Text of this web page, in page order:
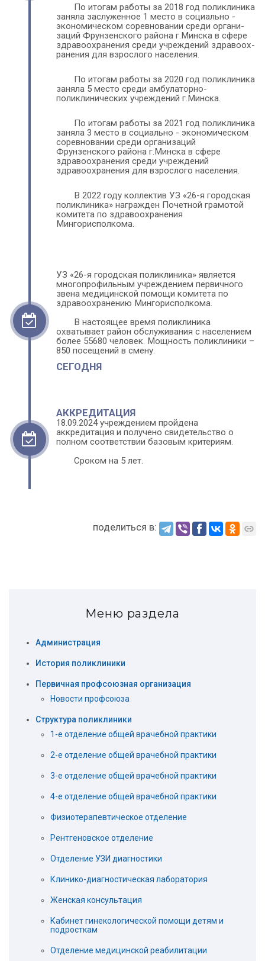
По итогам работы за 2018 год поликлиника
заняла заслуженное 1 место в социально -
экономическом со­рев­но­ва­нии сре­ди орга­ни­
заций Фру­нзен­ского района г.Минска в сфере
здравоохранения среди учреждений здра­во­ох­
ранения для взрослого на­се­ления.
По итогам работы за 2020 год поликлиника
заняла 5 место среди амбулаторно-
поликлинических учреждений г.Минска.
По итогам работы за 2021 год поликлиника
заняла 3 место в социально - экономическом
соревновании среди организаций
Фрунзенского района г.Минска в сфере
здравоохранения среди учреждений
здравоохранения для взрослого населения.
В 2022 году коллектив УЗ «26-я городская
поликлиника» награжден Почетной грамотой
комитета по здравоохранения
Мингорисполкома.
УЗ «26-я городская поликлиника» является
многопрофильным уч­ре­жде­нием первичного
звена медицинской помощи комитета по
здравоохранению Мингорисполкома.
В настоящее время поликлиника
охватывает район обслуживания с населением
более 55680 человек. Мощность поликлиники –
850 по­се­ще­ний в смену.
СЕГОДНЯ
АККРЕДИТАЦИЯ
18.09.2024 учреждением пройдена
аккредитация и получено свидетельство о
полном соответствии базовым критериям.
Сроком на 5 лет.
поделиться в:
Меню раздела
Администрация
История поликлиники
Первичная профсоюзная организация
Новости профсоюза
Структура поликлиники
1-е отделение общей врачебной практики
2-е отделение общей врачебной практики
3-е отделение общей врачебной практики
4-е отделение общей врачебной практики
Физиотерапевтическое отделение
Рентгеновское отделение
Отделение УЗИ диагностики
Клинико-диагностическая лаборатория
Женская консультация
Кабинет гинекологической помощи детям и
подросткам
Отделение медицинской реабилитации